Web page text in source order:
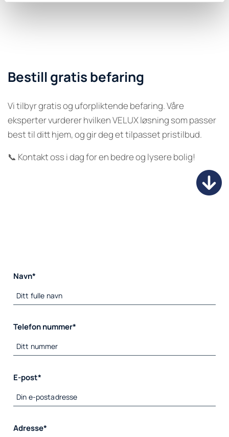
Bestill gratis befaring
Vi tilbyr gratis og uforpliktende befaring. Våre
eksperter vurderer hvilken VELUX løsning som passer
best til ditt hjem, og gir deg et tilpasset pristilbud.
📞 Kontakt oss i dag for en bedre og lysere bolig!
Navn*
Telefon nummer*
E-post*
Adresse*